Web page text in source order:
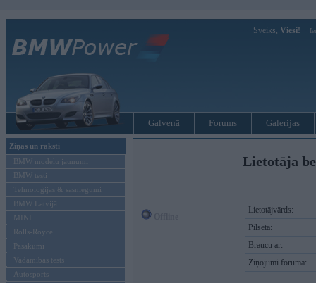
Sveiks, Viesi!
Galvenā Forums Galerijas
Ziņas un raksti
BMW modeļu jaunumi
BMW testi
Tehnoloģijas & sasniegumi
BMW Latvijā
MINI
Rolls-Royce
Pasākumi
Vadāmības tests
Autosports
Lietotāja
Lietotājvārds:
Pilsēta:
Braucu ar:
Ziņojumi forumā: